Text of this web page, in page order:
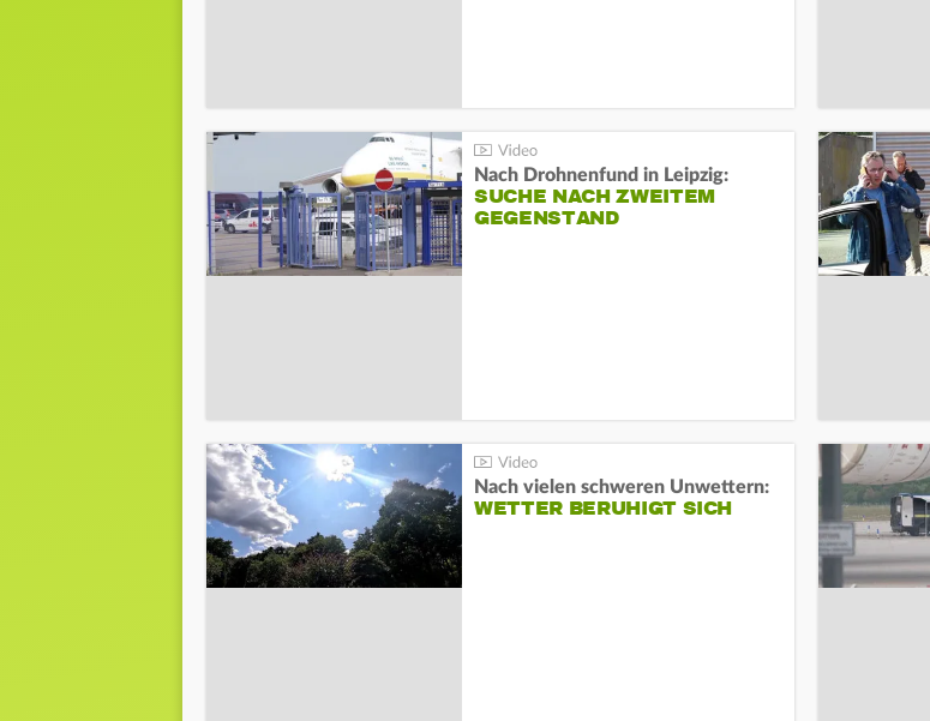
Nach Drohnenfund in Leipzig:
SUCHE NACH ZWEITEM
GEGENSTAND
Nach vielen schweren Unwettern:
WETTER BERUHIGT SICH